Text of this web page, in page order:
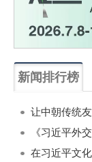
新闻排行榜
《习近平外